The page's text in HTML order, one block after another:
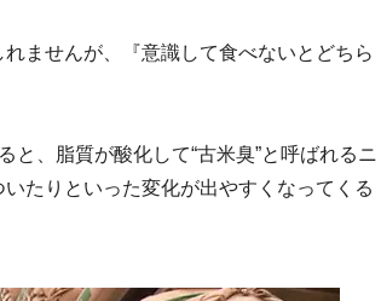
ませんが、『意識して食べないとどちら
、脂質が酸化して“古米臭”と呼ばれるニ
たりといった変化が出やすくなってくる